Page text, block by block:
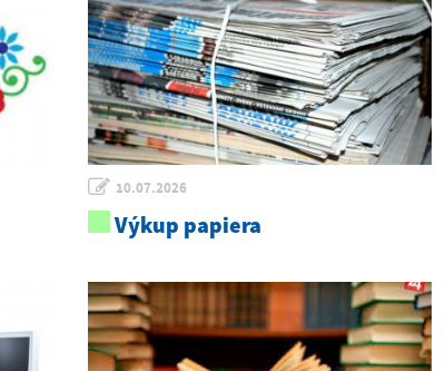
10.07.2026
Výkup papiera